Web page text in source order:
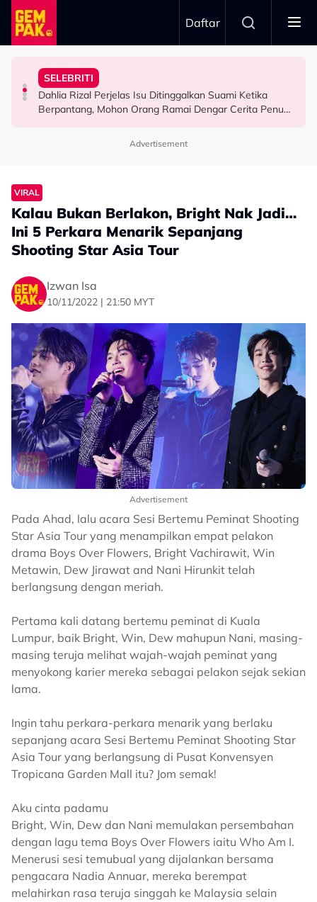
Skip to main content
Daftar
SELEBRITI
Baru Catat Jualan RM2 Juta, Kawan Baik Dedah Khairul
Aming Dah Mula Projek Baharu - "Tolong Suruh Dia
SELEBRITI
Dahlia Rizal Perjelas Isu Ditinggalkan Suami Ketika
Berpantang, Mohon Orang Ramai Dengar Cerita Penuh
RANCANGAN TV
U Mobile x GMW Giveaway: Konsert Big Stage
RocketFuel Minggu Akhir
HIBURAN
KE Selebriti 2026: Sokongan Anak Buat Amyza Aznan
Terima Tawaran - “Kalau Ikutkan Memang Saya…”
Advertisement
VIRAL
Kalau Bukan Berlakon, Bright Nak Jadi…
Ini 5 Perkara Menarik Sepanjang
Shooting Star Asia Tour
Izwan Isa
10/11/2022 | 21:50 MYT
Advertisement
Pada Ahad, lalu acara Sesi Bertemu Peminat Shooting
Star Asia Tour yang menampilkan empat pelakon
drama Boys Over Flowers, Bright Vachirawit, Win
Metawin, Dew Jirawat and Nani Hirunkit telah
berlangsung dengan meriah.
Pertama kali datang bertemu peminat di Kuala
Lumpur, baik Bright, Win, Dew mahupun Nani, masing-
masing teruja melihat wajah-wajah peminat yang
menyokong karier mereka sebagai pelakon sejak sekian
lama.
Ingin tahu perkara-perkara menarik yang berlaku
sepanjang acara Sesi Bertemu Peminat Shooting Star
Asia Tour yang berlangsung di Pusat Konvensyen
Tropicana Garden Mall itu? Jom semak!
Aku cinta padamu
Bright, Win, Dew dan Nani memulakan persembahan
dengan lagu tema Boys Over Flowers iaitu Who Am I.
Menerusi sesi temubual yang dijalankan bersama
pengacara Nadia Annuar, mereka berempat
melahirkan rasa teruja singgah ke Malaysia selain